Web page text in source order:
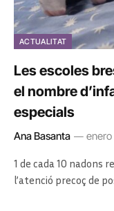
ACTUALITAT
Les escoles
el nombre
especials
Ana Basanta
1 de cada 10 nadons
l’atenció precoç de